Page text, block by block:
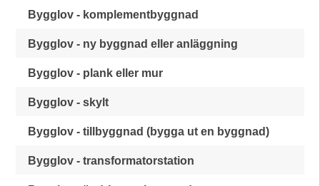
Bygglov - komplementbyggnad
Bygglov - ny byggnad eller anläggning
Bygglov - plank eller mur
Bygglov - skylt
Bygglov - tillbyggnad (bygga ut en byggnad)
Bygglov - transformatorstation